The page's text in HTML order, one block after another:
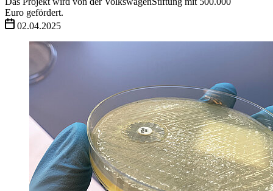
Euro gefördert.
02.04.2025